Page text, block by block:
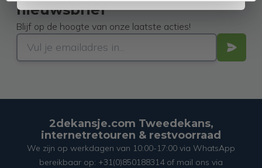
nieuwsbrief
Blijf op de hoogte van onze laatste acties!
2dekansje.com Tweedekans,
internetretouren & restvoorraad
We zijn op werkdagen van 10:00-17:00 via WhatsApp
bereikbaar op: +31(0)850188314 of mail ons via